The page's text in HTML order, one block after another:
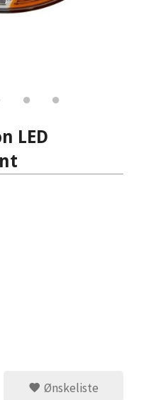
LED
Ønskeliste